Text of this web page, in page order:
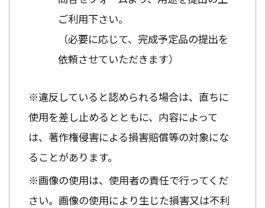
ご利用下さい。
（必要に応じて、完成予定品の提出を
依頼させていただきます）
※違反していると認められる場合は、直ちに
使用を差し止めるとともに、内容によって
は、著作権侵害による損害賠償等の対象にな
ることがあります。
※画像の使用は、使用者の責任で行ってくだ
さい。画像の使用により生じた損害又は不利